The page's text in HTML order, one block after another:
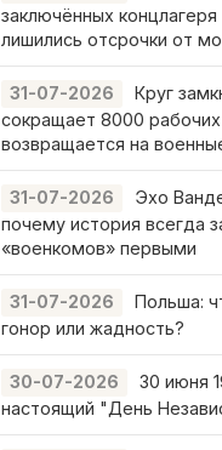
заключённых концлагеря
лишились отсрочки от
31-07-2026
Круг
сокращает 8000
возвращается на
31-07-2026
Эхо
почему история всегда
«военкомов» первыми
31-07-2026
Польша:
гонор или жадность?
30-07-2026
30 июня
настоящий "День